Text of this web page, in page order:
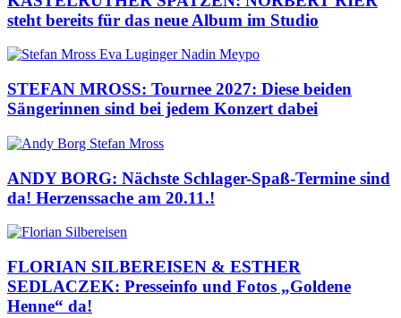
steht bereits für das neue Album im Studio
STEFAN MROSS: Tournee 2027: Diese beiden
Sängerinnen sind bei jedem Konzert dabei
ANDY BORG: Nächste Schlager-Spaß-Termine sind
da! Herzenssache am 20.11.!
FLORIAN SILBEREISEN & ESTHER
SEDLACZEK: Presseinfo und Fotos „Goldene
Henne“ da!